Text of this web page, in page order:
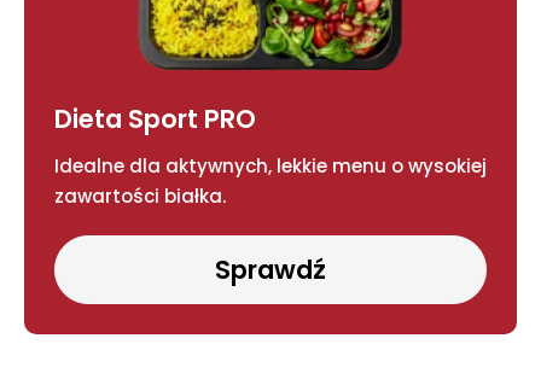
Dieta Sport PRO
Idealne dla aktywnych, lekkie menu o wysokiej
zawartości białka.
Sprawdź